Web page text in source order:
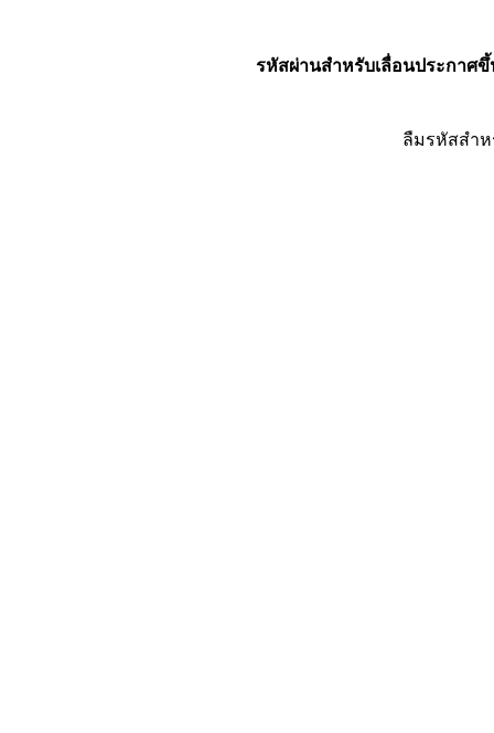
รหัสผ่านสำหรับเลื่อนประกาศขึ้
ลืมรหัสสำ